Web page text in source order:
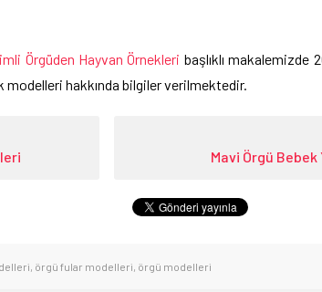
Örgüden Hayvan Örnekleri başlıklı makalemizde
hakkında bilgiler verilmektedir.
Mavi Örgü
, örgü fular modelleri, örgü modelleri